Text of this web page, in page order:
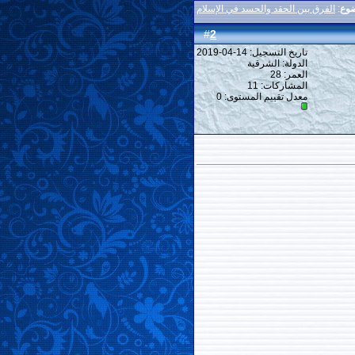
: الفرق بين الحقد والحسد في الإسلام
#
2
تاريخ التسجيل: 14-04-2019
الدولة: الشرقية
العمر: 28
المشاركات: 11
معدل تقييم المستوى: 0